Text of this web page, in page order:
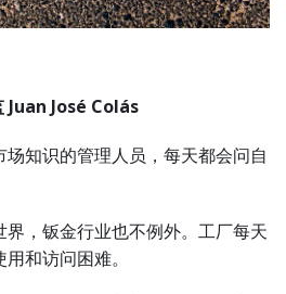
Juan José Colás
知识的管理人员，每天都会问自
，钣金行业也不例外。工厂每天
和访问困难。